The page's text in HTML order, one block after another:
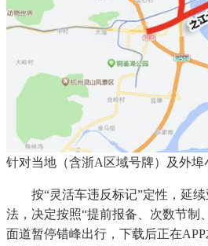
针对当地（含浙A区域号牌）及外埠
按“灵活车违反标记”定性，延续
法，决定按照“提前报备、次数节制
面道暂停错峰出行，下载后正在